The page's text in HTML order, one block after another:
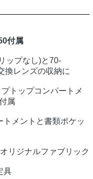
付属
ップなし)と70-
換レンズの収納に
トップコンパートメ
属
メントと書類ポケッ
リジナルファブリック
具